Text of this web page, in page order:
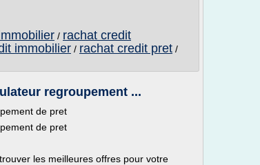
/ rachat credit
immobilier / rachat credit pret /
regroupement ...
de pret
de pret
les meilleures offres pour votre